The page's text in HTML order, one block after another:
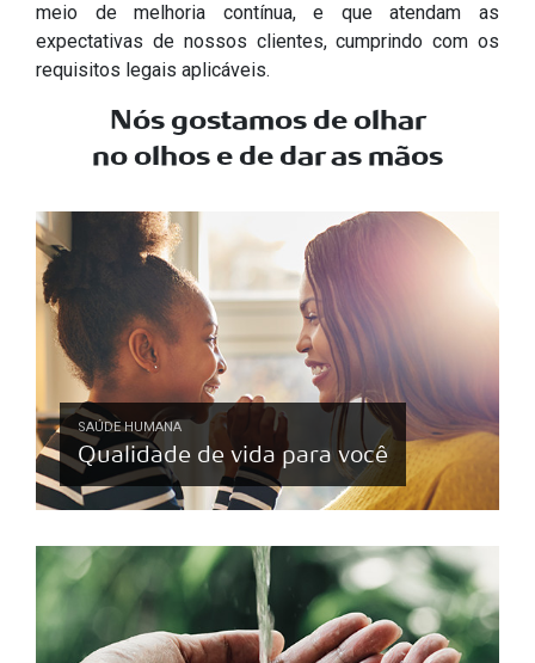
meio de melhoria contínua, e que atendam as
expectativas de nossos clientes, cumprindo com os
requisitos legais aplicáveis.
Nós gostamos de olhar
no olhos e de dar as mãos
SAÚDE HUMANA
Qualidade de vida para você